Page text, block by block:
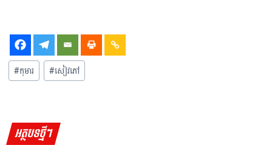
#កុមារ #សៀវភៅ
អត្ថបទថ្មីៗ